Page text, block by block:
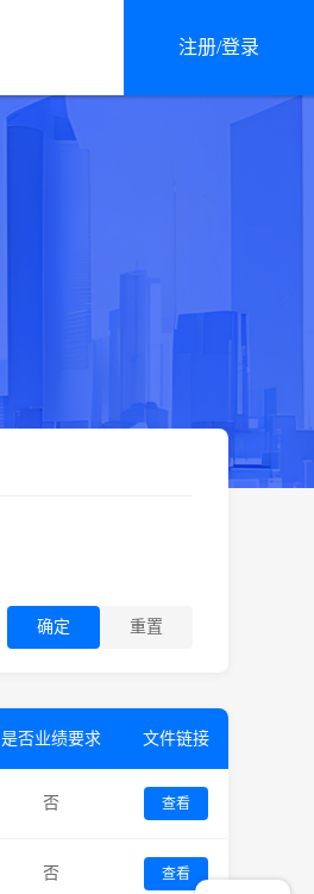
注册/登录
确定 重置
是否业绩要求 文件链接
否 查看
否 查看